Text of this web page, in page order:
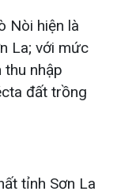
Nòi hiện là
La; với mức
thu nhập
đất trồng
tỉnh Sơn La